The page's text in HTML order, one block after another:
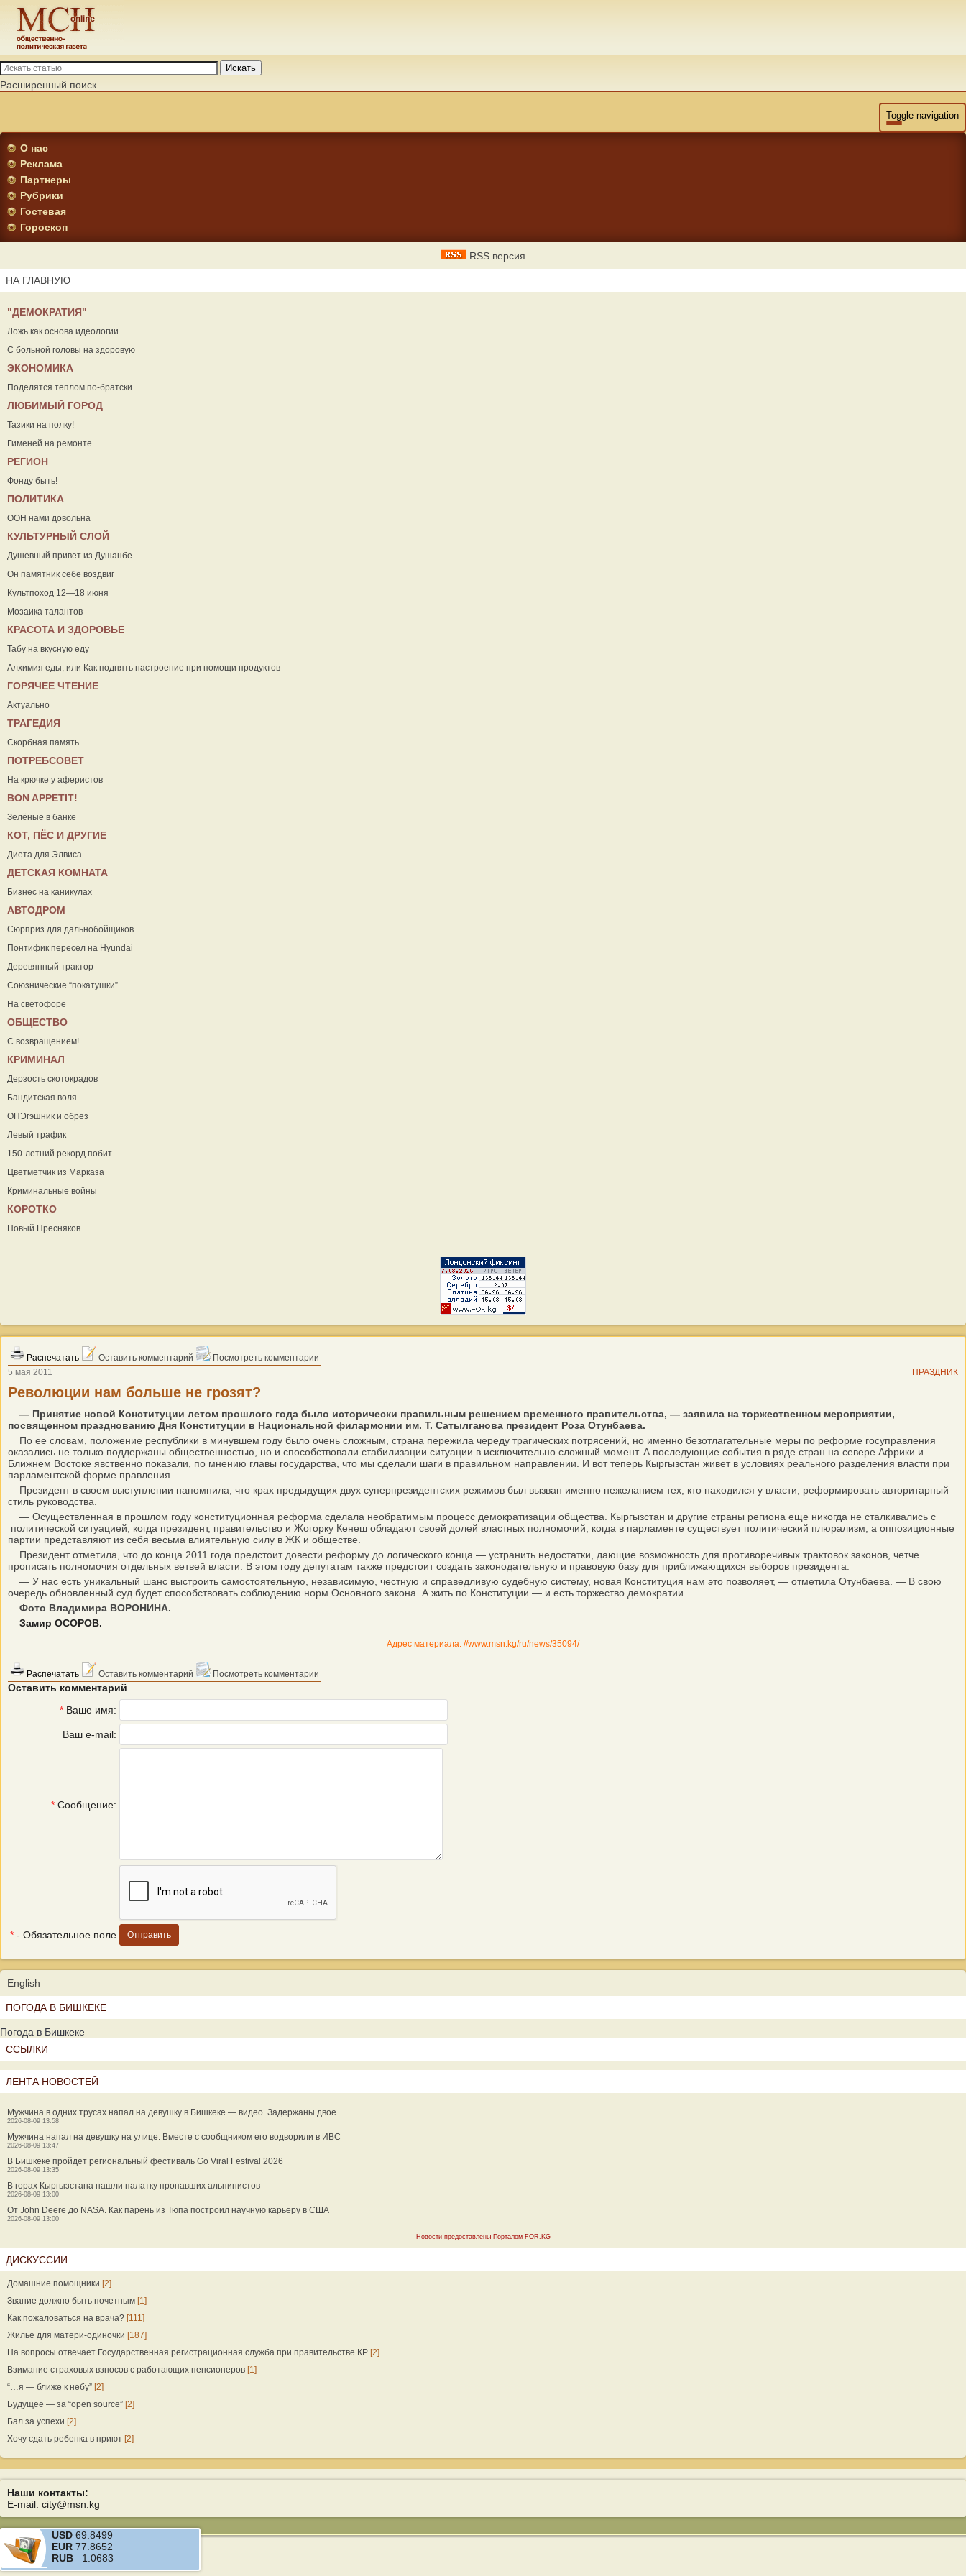
Искать
Расширенный поиск
Toggle navigation
О нас
Реклама
Партнеры
Рубрики
Гостевая
Гороскоп
RSS версия
НА ГЛАВНУЮ
"ДЕМОКРАТИЯ"
Ложь как основа идеологии
С больной головы на здоровую
ЭКОНОМИКА
Поделятся теплом по-братски
ЛЮБИМЫЙ ГОРОД
Тазики на полку!
Гименей на ремонте
РЕГИОН
Фонду быть!
ПОЛИТИКА
ООН нами довольна
КУЛЬТУРНЫЙ СЛОЙ
Душевный привет из Душанбе
Он памятник себе воздвиг
Культпоход 12—18 июня
Мозаика талантов
КРАСОТА И ЗДОРОВЬЕ
Табу на вкусную еду
Алхимия еды, или Как поднять настроение при помощи продуктов
ГОРЯЧЕЕ ЧТЕНИЕ
Актуально
ТРАГЕДИЯ
Скорбная память
ПОТРЕБСОВЕТ
На крючке у аферистов
ВON APPETIT!
Зелёные в банке
КОТ, ПЁС И ДРУГИЕ
Диета для Элвиса
ДЕТСКАЯ КОМНАТА
Бизнес на каникулах
АВТОДРОМ
Сюрприз для дальнобойщиков
Понтифик пересел на Hyundai
Деревянный трактор
Союзнические “покатушки”
На светофоре
ОБЩЕСТВО
С возвращением!
КРИМИНАЛ
Дерзость скотокрадов
Бандитская воля
ОПЭгэшник и обрез
Левый трафик
150-летний рекорд побит
Цветметчик из Марказа
Криминальные войны
КОРОТКО
Новый Пресняков
Распечатать Оставить комментарий
Посмотреть комментарии
5 мая 2011
ПРАЗДНИК
Революции нам больше не грозят?
— Принятие новой Конституции летом прошлого года было исторически правильным решением временного правительства, — заявила на торжественном мероприятии,
посвященном празднованию Дня Конституции в Национальной филармонии им. Т. Сатылганова президент Роза Отунбаева.
По ее словам, положение республики в минувшем году было очень сложным, страна пережила череду трагических потрясений, но именно безотлагательные меры по реформе госуправления
оказались не только поддержаны общественностью, но и способствовали стабилизации ситуации в исключительно сложный момент. А последующие события в ряде стран на севере Африки и
Ближнем Востоке явственно показали, по мнению главы государства, что мы сделали шаги в правильном направлении. И вот теперь Кыргызстан живет в условиях реального разделения власти при
парламентской форме правления.
Президент в своем выступлении напомнила, что крах предыдущих двух суперпрезидентских режимов был вызван именно нежеланием тех, кто находился у власти, реформировать авторитарный
стиль руководства.
— Осуществленная в прошлом году конституционная реформа сделала необратимым процесс демократизации общества. Кыргызстан и другие страны региона еще никогда не сталкивались с
политической ситуацией, когда президент, правительство и Жогорку Кенеш обладают своей долей властных полномочий, когда в парламенте существует политический плюрализм, а оппозиционные
партии представляют из себя весьма влиятельную силу в ЖК и обществе.
Президент отметила, что до конца 2011 года предстоит довести реформу до логического конца — устранить недостатки, дающие возможность для противоречивых трактовок законов, четче
прописать полномочия отдельных ветвей власти. В этом году депутатам также предстоит создать законодательную и правовую базу для приближающихся выборов президента.
— У нас есть уникальный шанс выстроить самостоятельную, независимую, честную и справедливую судебную систему, новая Конституция нам это позволяет, — отметила Отунбаева. — В свою
очередь обновленный суд будет способствовать соблюдению норм Основного закона. А жить по Конституции — и есть торжество демократии.
Фото Владимира ВОРОНИНА.
Замир ОСОРОВ.
Адрес материала: //www.msn.kg/ru/news/35094/
Распечатать Оставить комментарий Посмотреть комментарии
Оставить комментарий
* Ваше имя:
Ваш e-mail:
* Сообщение:
* - Обязательное поле
English
ПОГОДА В БИШКЕКЕ
Погода в Бишкеке
ССЫЛКИ
ЛЕНТА НОВОСТЕЙ
Мужчина в одних трусах напал на девушку в Бишкеке — видео. Задержаны двое
2026-08-09 13:58
Мужчина напал на девушку на улице. Вместе с сообщником его водворили в ИВС
2026-08-09 13:47
В Бишкеке пройдет региональный фестиваль Go Viral Festival 2026
2026-08-09 13:35
В горах Кыргызстана нашли палатку пропавших альпинистов
2026-08-09 13:00
От John Deere до NASA. Как парень из Тюпа построил научную карьеру в США
2026-08-09 13:00
Новости предоставлены Порталом FOR.KG
ДИСКУССИИ
Домашние помощники [2]
Звание должно быть почетным [1]
Как пожаловаться на врача? [111]
Жилье для матери-одиночки [187]
На вопросы отвечает Государственная регистрационная служба при правительстве КР [2]
Взимание страховых взносов с работающих пенсионеров [1]
“…я — ближе к небу” [2]
Будущее — за “open source” [2]
Бал за успехи [2]
Хочу сдать ребенка в приют [2]
Наши контакты:
E-mail: city@msn.kg
USD 69.8499
EUR 77.8652
RUB 1.0683